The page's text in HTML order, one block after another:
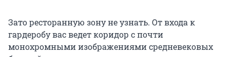
Зато ресторанную зону не узнать. От входа к
гардеробу вас ведет коридор с почти
монохромными изображениями средневековых